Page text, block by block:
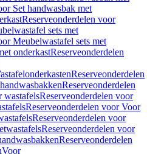
Set handwasbak met
Reserveonderdelen voor
sets met
Meubelwastafel sets met
onderkastReserveonderdelen
Reserveonderdelen
Reserveonderdelen
wastafelsReserveonderdelen voor
Reserveonderdelen voor Voor
Reserveonderdelen voor
Reserveonderdelen voor
Reserveonderdelen
Voor